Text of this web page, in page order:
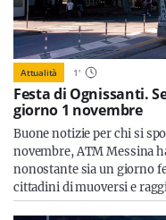
Attualità 1'
Festa di Ognissanti.
giorno 1 novembre
Buone notizie per chi si
novembre, ATM Messina
nonostante sia un giorno
cittadini di muoversi e